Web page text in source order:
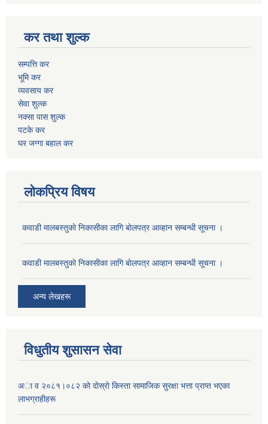
कर तथा शुल्क
सम्पत्ति कर
भूमि कर
व्यवसाय कर
सेवा शुल्क
नक्सा पास शुल्क
पटके कर
घर जग्गा बहाल कर
लोकप्रिय विषय
कवाडी मालबस्तुकाे निकासीका लागि बाेलपत्र आव्हान सम्बन्धी सूचना ।
कवाडी मालबस्तुकाे निकासीका लागि बाेलपत्र आव्हान सम्बन्धी सूचना ।
अन्य लेखहरू
विधुतीय शुसासन सेवा
अा व २०८१।०८२ काे दाेस्राे किस्ता सामाजिक सुरक्षा भत्ता प्राप्त भएका
लाभग्राहीहरू